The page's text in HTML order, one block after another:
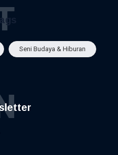
Seni Budaya & Hiburan